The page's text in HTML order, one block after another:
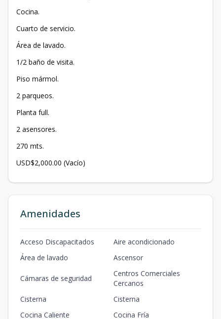
Cocina.
Cuarto de servicio.
Área de lavado.
1/2 baño de visita.
Piso mármol.
2 parqueos.
Planta full.
2 asensores.
270 mts.
USD$2,000.00 (Vacío)
Amenidades
Acceso Discapacitados
Aire acondicionado
Área de lavado
Ascensor
Cámaras de seguridad
Centros Comerciales
Cercanos
Cisterna
Cisterna
Cocina Caliente
Cocina Fría